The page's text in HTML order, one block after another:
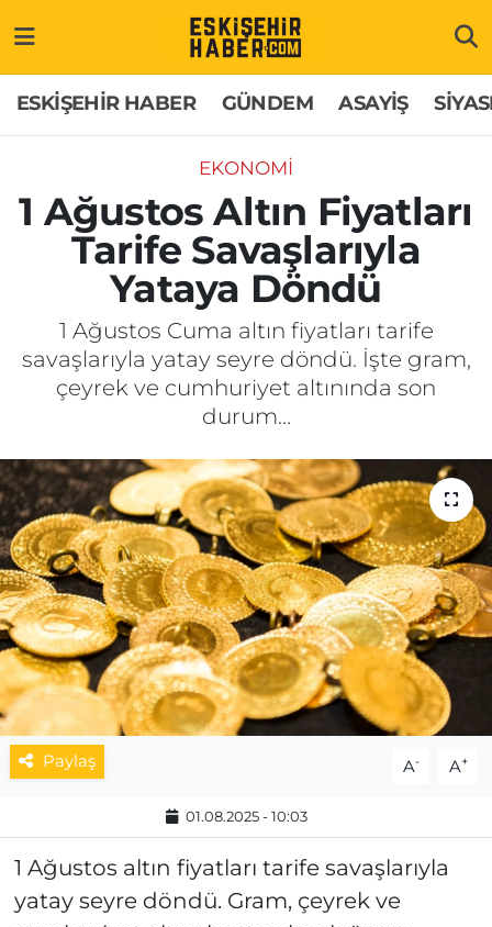
ESKİŞEHİR HABER GÜNDEM ASAYİŞ
EKONOMİ
1 Ağustos Altın Fiyatları
Tarife Savaşlarıyla
Yataya Döndü
1 Ağustos Cuma altın fiyatları tarife
savaşlarıyla yatay seyre döndü. İşte gram,
çeyrek ve cumhuriyet altınında son
durum…
Paylaş A- A+
01.08.2025 - 10:03
1 Ağustos altın fiyatları tarife savaşlarıyla
yatay seyre döndü. Gram, çeyrek ve
GÜNDEM
ASAYİŞ
SİYASET
EKONOMİ
SAĞLIK
SPOR
MAGAZİN
ESKİŞEHİRSPOR
Hakkımızda
İletişim
Künye
Odunpazarı Trafik Yoğunluk Haritası
Süper Lig Puan Durumu ve Fikstür
Tüm Manşetler
Son Dakika Haberleri
Haber Arşivi